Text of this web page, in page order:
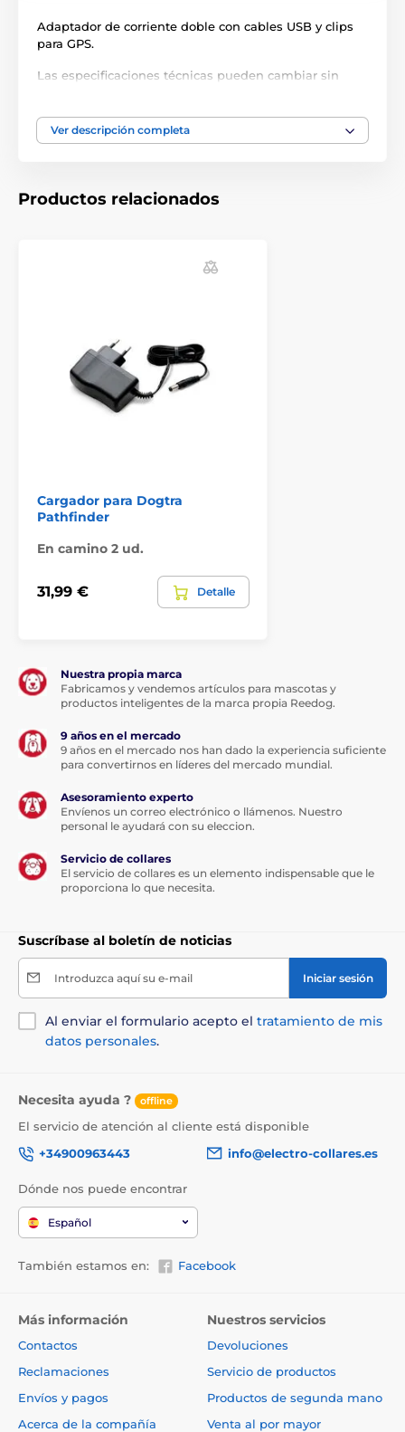
Adaptador de corriente doble con cables USB y clips
para GPS.
Las especificaciones técnicas pueden cambiar sin
Accesorios GPS collares
Ver descripción completa
Productos relacionados
Cargador para Dogtra
Pathfinder
En camino 2 ud.
31,99 € Detalle
Nuestra propia marca
Fabricamos y vendemos artículos para mascotas y
productos inteligentes de la marca propia Reedog.
9 años en el mercado
9 años en el mercado nos han dado la experiencia suficiente
para convertirnos en líderes del mercado mundial.
Asesoramiento experto
Envíenos un correo electrónico o llámenos. Nuestro
personal le ayudará con su eleccion.
Servicio de collares
El servicio de collares es un elemento indispensable que le
proporciona lo que necesita.
Suscríbase al boletín de noticias
Introduzca aquí su e-mail Iniciar sesión
Al enviar el formulario acepto el tratamiento de mis
datos personales.
Necesita ayuda ? offline
El servicio de atención al cliente está disponible
+34900963443
info@electro-collares.es
Dónde nos puede encontrar
Español
También estamos en: Facebook
Más información
Contactos
Reclamaciones
Envíos y pagos
Acerca de la compañía
Nuestros servicios
Devoluciones
Servicio de productos
Productos de segunda mano
Venta al por mayor